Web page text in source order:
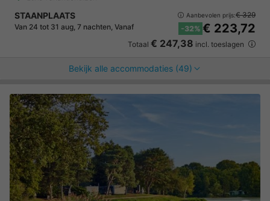
STAANPLAATS
Van 24 tot 31 aug, 7 nachten, Vanaf
Aanbevolen prijs:€ 329
-32% € 223,72
Totaal € 247,38 incl. toeslagen
Bekijk alle accommodaties (49)